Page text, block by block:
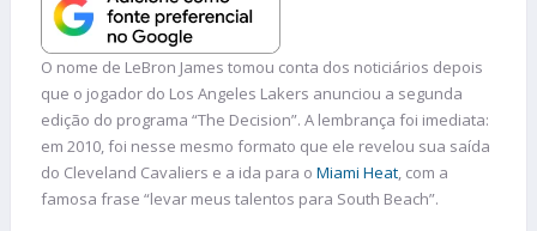
O nome de LeBron James tomou conta dos noticiários depois
que o jogador do Los Angeles Lakers anunciou a segunda
edição do programa “The Decision”. A lembrança foi imediata:
em 2010, foi nesse mesmo formato que ele revelou sua saída
do Cleveland Cavaliers e a ida para o Miami Heat, com a
famosa frase “levar meus talentos para South Beach”.